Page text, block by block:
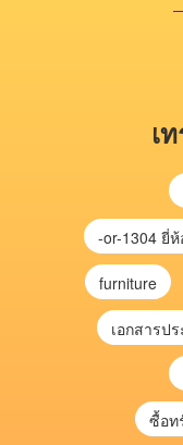
เ
furniture